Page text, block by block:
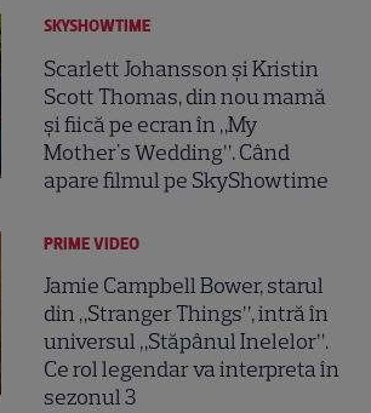
SKYSHOWTIME
Scarlett Johansson și Kristin
Scott Thomas, din nou mamă
și fiică pe ecran în „My
Mother's Wedding”. Când
apare filmul pe SkyShowtime
PRIME VIDEO
Jamie Campbell Bower, starul
din „Stranger Things”, intră în
universul „Stăpânul Inelelor”.
Ce rol legendar va interpreta în
sezonul 3